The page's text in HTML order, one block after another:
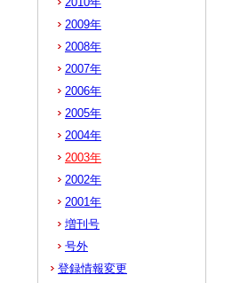
2009年
2008年
2007年
2006年
2005年
2004年
2003年
2002年
2001年
増刊号
号外
登録情報変更